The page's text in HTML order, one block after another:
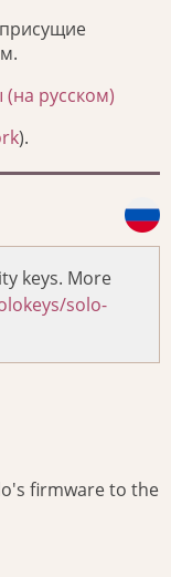
русском)
).
keys. More
solo-
firmware to the